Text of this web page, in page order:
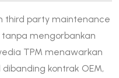
third party maintenance
mengorbankan
TPM menawarkan
kontrak OEM,